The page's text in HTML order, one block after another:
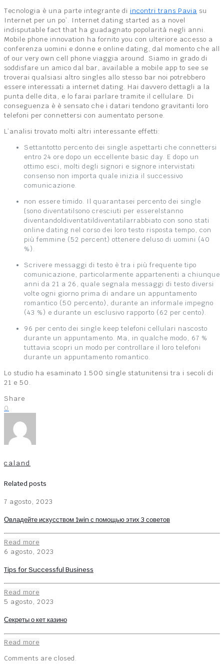
Tecnologia è una parte integrante di incontri trans Pavia su
Internet per un po’. Internet dating started as a novel
indisputable fact that ha guadagnato popolarità negli anni.
Mobile phone innovation ha fornito you con ulteriore accesso a
conferenza uomini e donne e online dating, dal momento che all
of our very own cell phone viaggia around. Siamo in grado di
soddisfare un amico dal bar, available a mobile app to see se
troverai qualsiasi altro singles allo stesso bar noi potrebbero
essere interessati a internet dating. Hai davvero dettagli a la
punta delle dita, e lo farai parlare tramite il cellulare. Di
conseguenza è è sensato che i datari tendono gravitanti loro
telefoni per connettersi con aumentato persone.
L’analisi trovato molti altri interessante effetti:
Settantotto percento dei single aspettarti che connettersi
entro 24 ore dopo un eccellente basic day. E dopo un
ottimo esci, molti degli signori e signore intervistati
consenso non importa quale inizia il successivo
comunicazione.
non essere timido. Il quarantasei percento dei single
{sono diventati|sono cresciuti per essere|stanno
diventando|diventati|diventati|arrabbiato con sono stati
online dating nel corso dei loro testo risposta tempo, con
più femmine (52 percent) ottenere deluso di uomini (40
%).
Scrivere messaggi di testo è tra i più frequente tipo
comunicazione, particolarmente appartenenti a chiunque
anni da 21 a 26, quale segnala messaggi di testo diversi
volte ogni giorno prima di andare un appuntamento
romantico (50 percento), durante an informale impegno
(43 %) e durante un esclusivo rapporto (62 per cento).
96 per cento dei single keep telefoni cellulari nascosto
durante un appuntamento. Ma, in qualche modo, 67 %
tuttavia scopri un modo per controllare il loro telefoni
durante un appuntamento romantico.
Lo studio ha esaminato 1.500 single statunitensi tra i secoli di
21 e 50.
Share
0
caland
Related posts
7 agosto, 2023
Овладейте искусством 1win с помощью этих 3 советов
Read more
6 agosto, 2023
Tips for Successful Business
Read more
5 agosto, 2023
Секреты о кет казино
Read more
Comments are closed.